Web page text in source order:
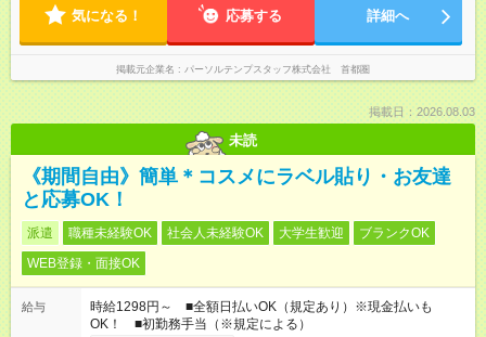
気になる！ 応募する 詳細へ
掲載元企業名 パーソルテンプスタッフ株式会社 首都圏
掲載日：2026.08.03
未読
《期間自由》簡単＊コスメにラベル貼り・お友達
と応募OK！
派遣 職種未経験OK 社会人未経験OK 大学生歓迎
ブランクOK
WEB登録・面接OK
給与
時給1298円～ ■全額日払いOK（規定あり）※現金払いも
OK！ ■初勤務手当（※規定による）